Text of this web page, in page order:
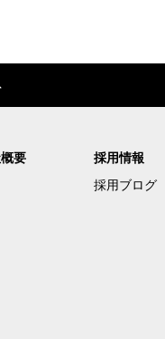
要
採用情報
採用ブログ